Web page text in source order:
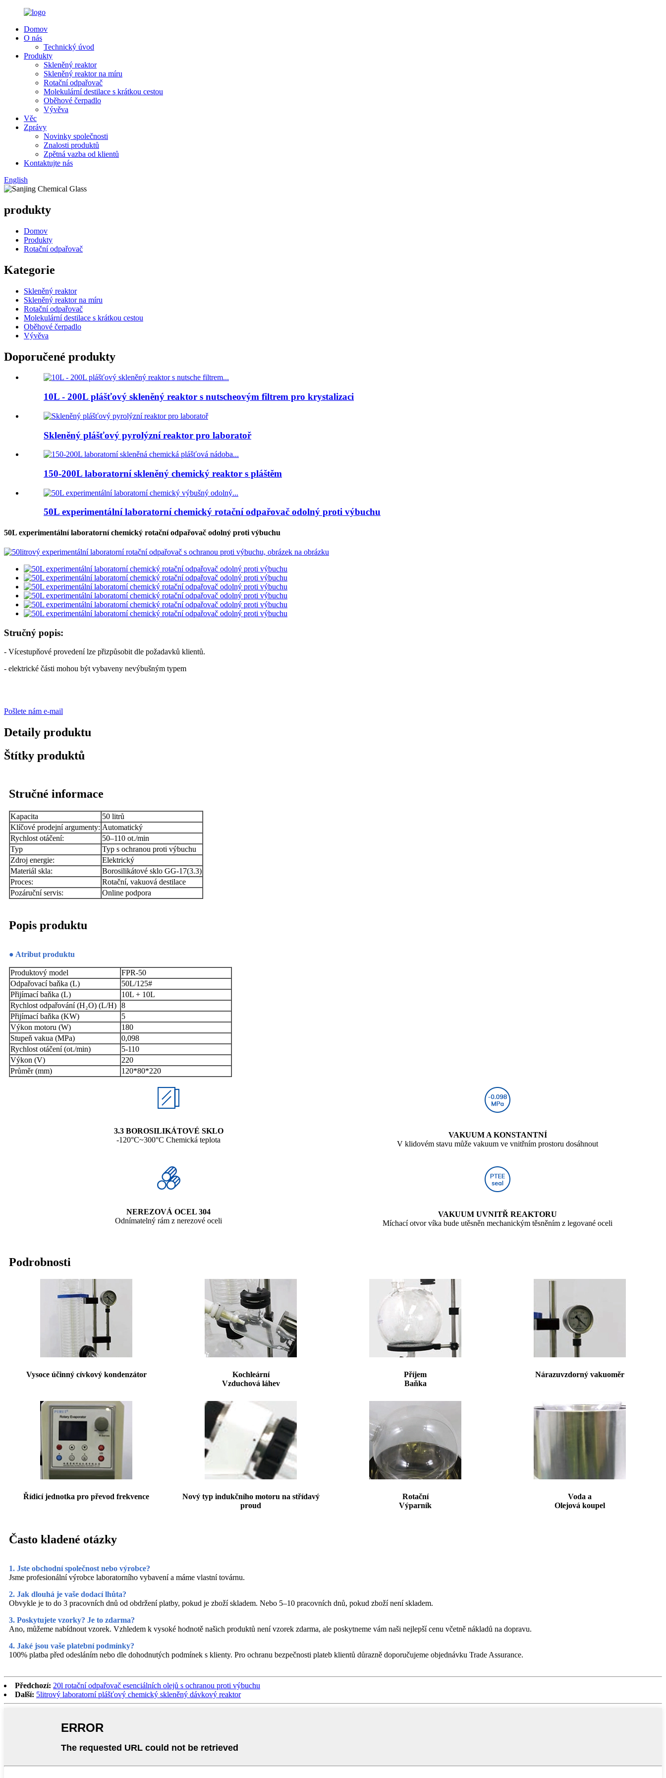
Domov
O nás
Technický úvod
Produkty
Skleněný reaktor
Skleněný reaktor na míru
Rotační odpařovač
Molekulární destilace s krátkou cestou
Oběhové čerpadlo
Vývěva
Věc
Zprávy
Novinky společnosti
Znalosti produktů
Zpětná vazba od klientů
Kontaktujte nás
English
produkty
Domov
Produkty
Rotační odpařovač
Kategorie
Skleněný reaktor
Skleněný reaktor na míru
Rotační odpařovač
Molekulární destilace s krátkou cestou
Oběhové čerpadlo
Vývěva
Doporučené produkty
10L - 200L plášťový skleněný reaktor s nutscheovým filtrem pro krystalizaci
Skleněný plášťový pyrolýzní reaktor pro laboratoř
150-200L laboratorní skleněný chemický reaktor s pláštěm
50L experimentální laboratorní chemický rotační odpařovač odolný proti výbuchu
50L experimentální laboratorní chemický rotační odpařovač odolný proti výbuchu
Stručný popis:
- Vícestupňové provedení lze přizpůsobit dle požadavků klientů.
- elektrické části mohou být vybaveny nevýbušným typem
Pošlete nám e-mail
Detaily produktu
Štítky produktů
Stručné informace
Kapacita
50 litrů
Klíčové prodejní argumenty: Automatický
Rychlost otáčení:
50–110 ot./min
Typ
Typ s ochranou proti výbuchu
Zdroj energie:
Elektrický
Materiál skla:
Borosilikátové sklo GG-17(3.3)
Proces:
Rotační, vakuová destilace
Pozáruční servis:
Online podpora
Popis produktu
● Atribut produktu
Produktový model
FPR-50
Odpařovací baňka (L)
50L/125#
Přijímací baňka (L)
10L + 10L
Rychlost odpařování (H₂O) (L/H) 8
Přijímací baňka (KW)
5
Výkon motoru (W)
180
Stupeň vakua (MPa)
0,098
Rychlost otáčení (ot./min)
5-110
Výkon (V)
220
Průměr (mm)
120*80*220
3.3 BOROSILIKÁTOVÉ SKLO
-120°C~300°C Chemická teplota
VAKUUM A KONSTANTNÍ
V klidovém stavu může vakuum ve vnitřním prostoru dosáhnout
NEREZOVÁ OCEL 304
Odnímatelný rám z nerezové oceli
VAKUUM UVNITŘ REAKTORU
Míchací otvor víka bude utěsněn mechanickým těsněním z legované oceli
Podrobnosti
Vysoce účinný cívkový kondenzátor
Kochleární
Vzduchová láhev
Příjem
Baňka
Nárazuvzdorný vakuoměr
Řídicí jednotka pro převod frekvence
Nový typ indukčního motoru na střídavý
proud
Rotační
Výparník
Voda a
Olejová koupel
Často kladené otázky
1. Jste obchodní společnost nebo výrobce?
Jsme profesionální výrobce laboratorního vybavení a máme vlastní továrnu.
2. Jak dlouhá je vaše dodací lhůta?
Obvykle je to do 3 pracovních dnů od obdržení platby, pokud je zboží skladem. Nebo 5–10 pracovních dnů, pokud zboží není skladem.
3. Poskytujete vzorky? Je to zdarma?
Ano, můžeme nabídnout vzorek. Vzhledem k vysoké hodnotě našich produktů není vzorek zdarma, ale poskytneme vám naši nejlepší cenu včetně nákladů na dopravu.
4. Jaké jsou vaše platební podmínky?
100% platba před odesláním nebo dle dohodnutých podmínek s klienty. Pro ochranu bezpečnosti plateb klientů důrazně doporučujeme objednávku Trade Assurance.
Předchozí: 20l rotační odpařovač esenciálních olejů s ochranou proti výbuchu
Další: 5litrový laboratorní plášťový chemický skleněný dávkový reaktor